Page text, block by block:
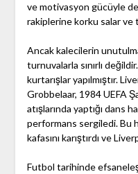
ve motivasyon gücüyle
rakiplerine korku salar ve
Ancak kalecilerin
turnuvalarla sınırlı
kurtarışlar yapılmıştır.
Grobbelaar, 1984 UEFA
atışlarında yaptığı dans
performans sergiledi. Bu
kafasını karıştırdı ve
Futbol tarihinde